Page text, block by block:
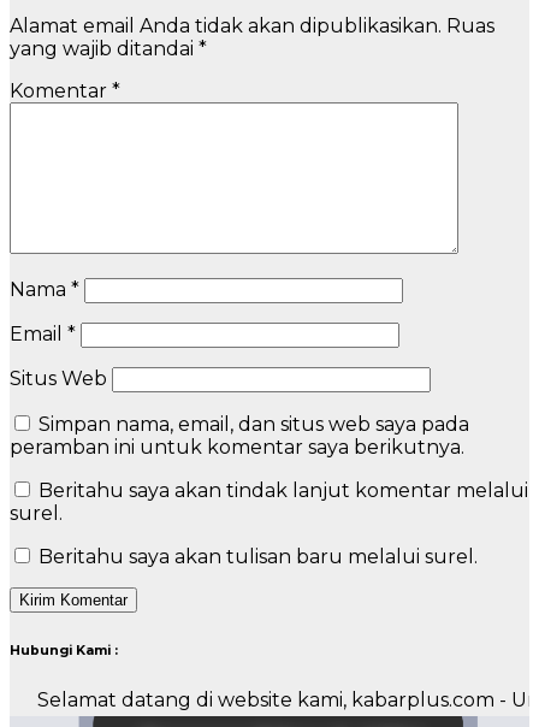
Alamat email Anda tidak akan dipublikasikan. Ruas
yang wajib ditandai *
Komentar *
Nama *
Email *
Situs Web
Simpan nama, email, dan situs web saya pada
peramban ini untuk komentar saya berikutnya.
Beritahu saya akan tindak lanjut komentar melalui
surel.
Beritahu saya akan tulisan baru melalui surel.
Hubungi Kami :
datang di website kami, kabarplus.com - Untuk